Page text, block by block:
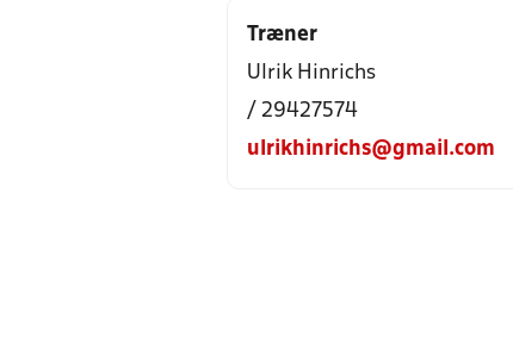
Træner
Ulrik Hinrichs
/ 29427574
ulrikhinrichs@gmail.com